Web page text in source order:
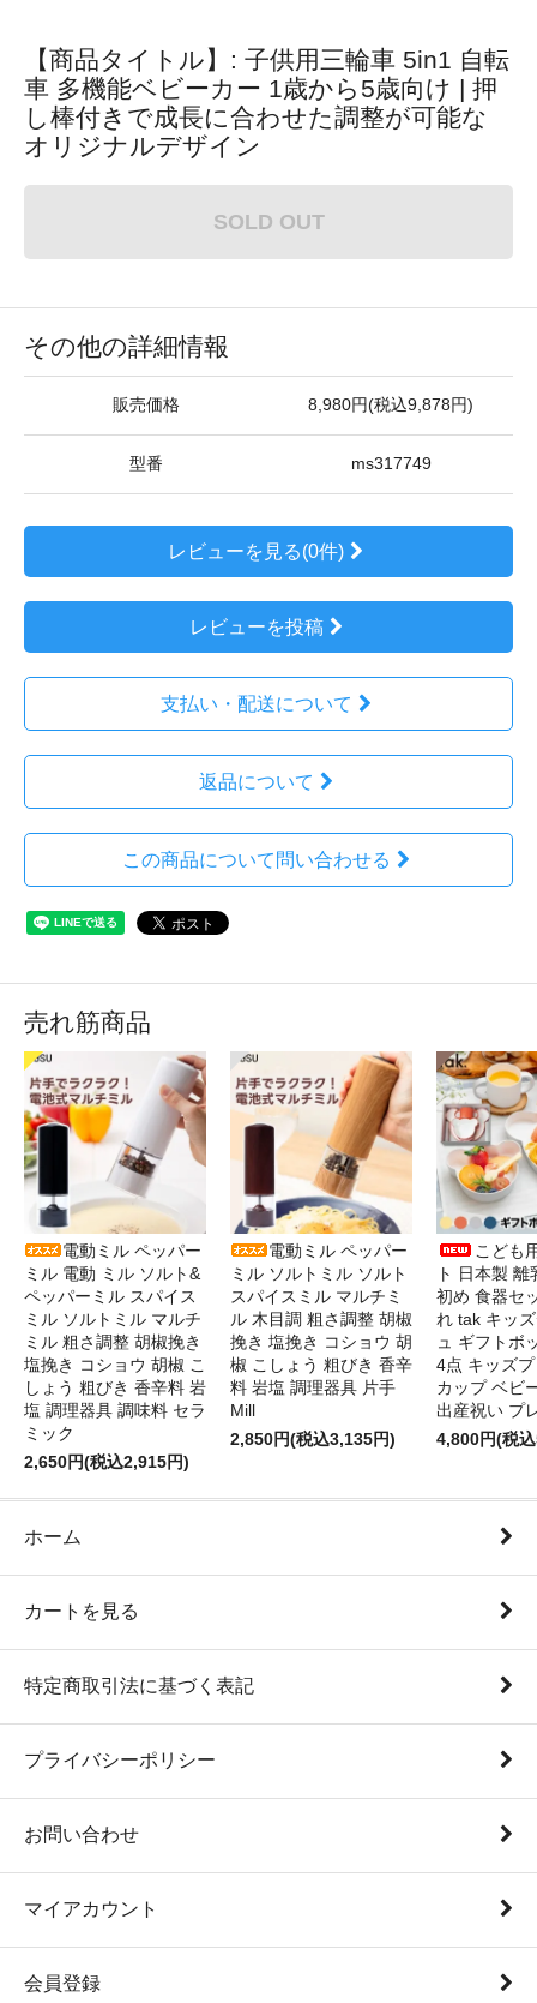
【商品タイトル】: 子供用三輪車 5in1 自転
車 多機能ベビーカー 1歳から5歳向け | 押
し棒付きで成長に合わせた調整が可能な
オリジナルデザイン
SOLD OUT
その他の詳細情報
販売価格 8,980円(税込9,878円)
型番 ms317749
レビューを見る(0件)
レビューを投稿
支払い・配送について
返品について
この商品について問い合わせる
売れ筋商品
電動ミル ペッパー
ミル 電動 ミル ソルト&
ペッパーミル スパイス
ミル ソルトミル マルチ
ミル 粗さ調整 胡椒挽き
塩挽き コショウ 胡椒 こ
しょう 粗びき 香辛料 岩
塩 調理器具 調味料 セラ
ミック
2,650円(税込2,915円)
電動ミル ペッパー
ミル ソルトミル ソルト
スパイスミル マルチミ
ル 木目調 粗さ調整 胡椒
挽き 塩挽き コショウ 胡
椒 こしょう 粗びき 香辛
料 岩塩 調理器具 片手
Mill
2,850円(税込3,135円)
こども
ト 日本製
初め 食器セ
れ tak キッ
ュ ギフトボ
4点 キッズ
カップ ベビ
出産祝い プ
4,800円(税
ホーム
カートを見る
特定商取引法に基づく表記
プライバシーポリシー
お問い合わせ
マイアカウント
会員登録